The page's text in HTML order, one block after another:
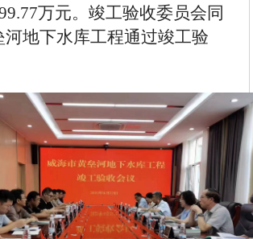
万元。竣工验收委员会同
河地下水库工程通过竣工验